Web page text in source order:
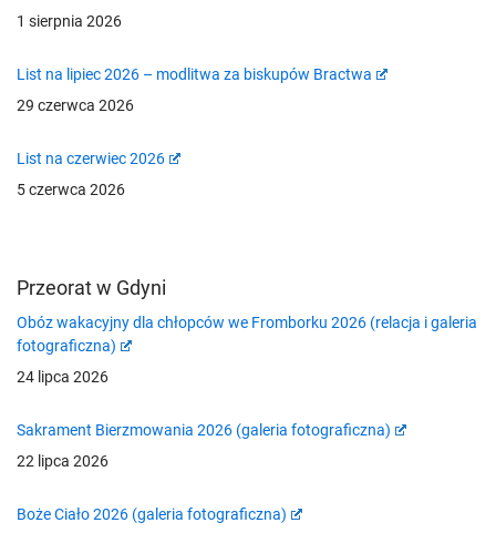
1 sierpnia 2026
List na lipiec 2026 – modlitwa za biskupów Bractwa
29 czerwca 2026
List na czerwiec 2026
5 czerwca 2026
Przeorat w Gdyni
Obóz wakacyjny dla chłopców we Fromborku 2026 (relacja i galeria
fotograficzna)
24 lipca 2026
Sakrament Bierzmowania 2026 (galeria fotograficzna)
22 lipca 2026
Boże Ciało 2026 (galeria fotograficzna)